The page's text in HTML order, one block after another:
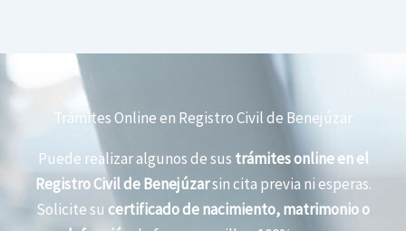
Trámites Online en Registro Civil de Benejúzar
Puede realizar algunos de sus trámites online en el
Registro Civil de Benejúzarsin cita previa ni esperas.
Solicite su certificado de nacimiento, matrimonio o